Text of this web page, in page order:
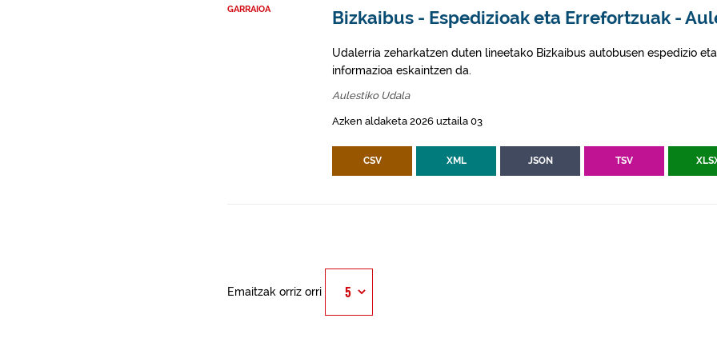
GARRAIOA Bizkaibus - Espedizioak eta Errefortzuak -
Udalerria zeharkatzen duten lineetako Bizkaibus autobusen espedizio
informazioa eskaintzen da.
Aulestiko Udala
Azken aldaketa 2026 uztaila 03
CSV XML JSON TSV
Emaitzak orriz orri